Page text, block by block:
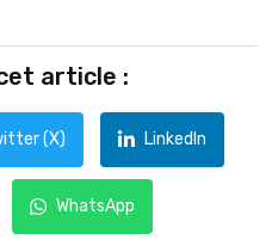
article :
(X) LinkedIn
WhatsApp